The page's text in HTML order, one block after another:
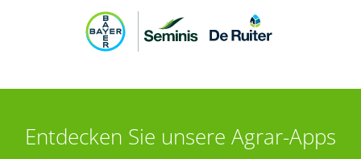
Entdecken Sie unsere Agrar-Apps